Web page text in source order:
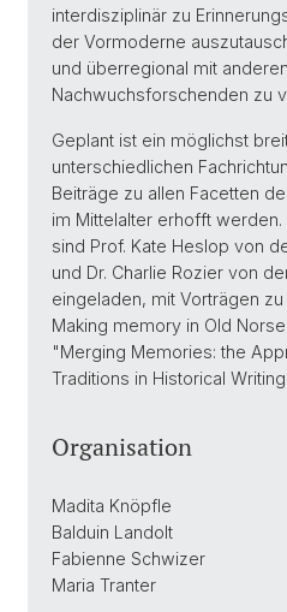
interdisziplinär zu
der Vormoderne
und überregional mit anderen
Nachwuchsforschenden zu
Geplant ist ein möglichst
unterschiedlichen
Beiträge zu allen Facetten
im Mittelalter erhofft
sind Prof. Kate Heslop von
und Dr. Charlie Rozier von
eingeladen, mit Vorträgen
Making memory in Old
"Merging Memories: the
Traditions in Historical
Organisation
Madita Knöpfle
Balduin Landolt
Fabienne Schwizer
Maria Tranter